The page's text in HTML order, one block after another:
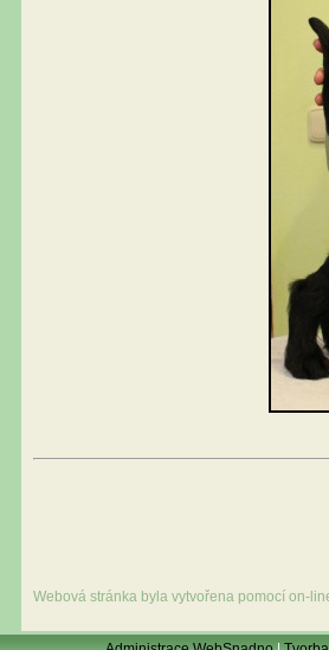
Webová stránka byla vytvořena pomocí on-